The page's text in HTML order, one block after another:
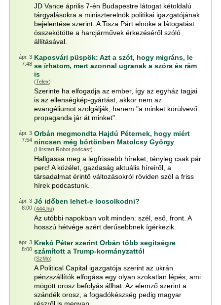
JD Vance április 7-én Budapestre látogat kétoldalú
tárgyalásokra a miniszterelnök politikai igazgatójának
bejelentése szerint. A Tisza Párt elnöke a látogatást
összekötötte a harcjárművek érkezéséről szóló
állításával.
ápr. 3
7:48
Kaposvári püspök: Azt a szót, hogy migráns, le
se írhatom, mert azonnal ugranak a szóra és rám
is
(Telex)
Szerinte ha elfogadja az ember, így az egyház tagjai
is az ellenségkép-gyártást, akkor nem az
evangéliumot szolgálják, hanem "a minket körülvevő
propaganda jár át minket".
ápr. 3
7:54
Orbán megmondta Hajdú Péternek, hogy miért
nincsen még börtönben Matolcsy György
(Hírstart Robot podcast)
Hallgassa meg a legfrissebb híreket, tényleg csak pár
perc! A közélet, gazdaság aktuális híreiről, a
társadalmat érintő változásokról röviden szól a friss
hírek podcastunk.
ápr. 3
8:00
Jó időben lehet-e locsolkodni?
(444.hu)
Az utóbbi napokban volt minden: szél, eső, front. A
hosszú hétvége azért derűsebbnek ígérkezik.
ápr. 3
8:00
Krekó Péter szerint Orbán több segítségre
számított a Trump-kormányzattól
(SzMo)
A Political Capital igazgatója szerint az ukrán
pénzszállítók elfogása egy olyan szokatlan lépés, ami
mögött orosz befolyás állhat. Az elemző szerint a
szándék orosz, a fogadókészség pedig magyar